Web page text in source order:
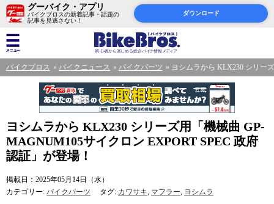
グーバイク・アプリ
バイクブロスの新着記事・話題の
記事を見逃さない！
ダウンロード
バイクブロス バイクニュース バイクパーツ ヨシムラから KLX230 シリー
ヨシムラから KLX230 シリーズ用「機械曲 GP-
MAGNUM105サイクロン EXPORT SPEC 政府
認証」が登場！
掲載日：2025年05月14日（水）
カテゴリー: バイクパーツ タグ: カワサキ, マフラー, ヨシムラ